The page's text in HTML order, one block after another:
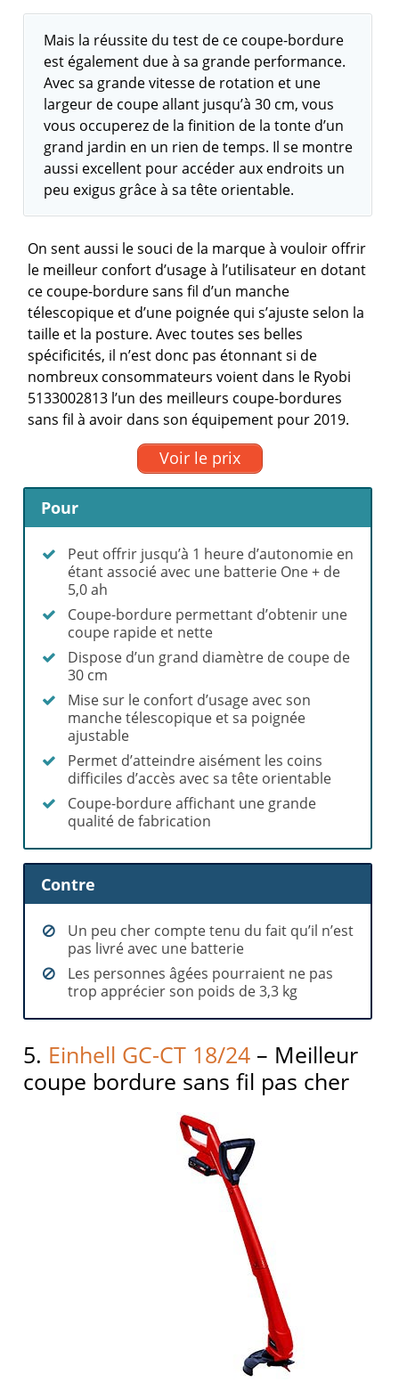
Mais la réussite du test de ce coupe-bordure
est également due à sa grande performance.
Avec sa grande vitesse de rotation et une
largeur de coupe allant jusqu’à 30 cm, vous
vous occuperez de la finition de la tonte d’un
grand jardin en un rien de temps. Il se montre
aussi excellent pour accéder aux endroits un
peu exigus grâce à sa tête orientable.
On sent aussi le souci de la marque à vouloir offrir
le meilleur confort d’usage à l’utilisateur en dotant
ce coupe-bordure sans fil d’un manche
télescopique et d’une poignée qui s’ajuste selon la
taille et la posture. Avec toutes ses belles
spécificités, il n’est donc pas étonnant si de
nombreux consommateurs voient dans le Ryobi
5133002813 l’un des meilleurs coupe-bordures
sans fil à avoir dans son équipement pour 2019.
Voir le prix
Pour
Peut offrir jusqu’à 1 heure d’autonomie en
étant associé avec une batterie One + de
5,0 ah
Coupe-bordure permettant d’obtenir une
coupe rapide et nette
Dispose d’un grand diamètre de coupe de
30 cm
Mise sur le confort d’usage avec son
manche télescopique et sa poignée
ajustable
Permet d’atteindre aisément les coins
difficiles d’accès avec sa tête orientable
Coupe-bordure affichant une grande
qualité de fabrication
Contre
Un peu cher compte tenu du fait qu’il n’est
pas livré avec une batterie
Les personnes âgées pourraient ne pas
trop apprécier son poids de 3,3 kg
5. Einhell GC-CT 18/24 – Meilleur
coupe bordure sans fil pas cher